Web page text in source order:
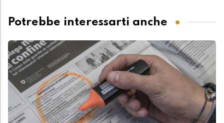
Potrebbe interessarti anche